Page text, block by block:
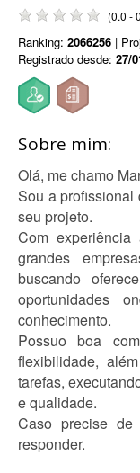
(0.0 -
Ranking: 2066256 |
Registrado desde: 27/
Sobre mim:
Olá, me chamo
Sou a profissional
seu projeto.
Com
grandes
buscando
oportunidades
conhecimento.
Possuo boa
flexibilidade,
tarefas,
e qualidade.
Caso precise de
responder.